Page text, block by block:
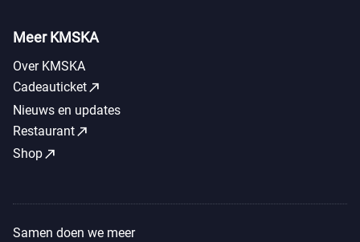
Meer KMSKA
Over KMSKA
Cadeauticketcall_made
Nieuws en updates
Restaurantcall_made
Shopcall_made
Samen doen we meer